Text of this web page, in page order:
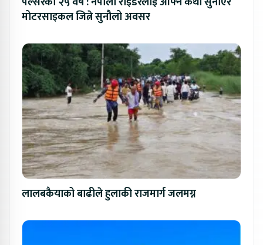
मोटरसाइकल जित्ने सुनौलो अवसर
लालबकैयाको बाढीले हुलाकी राजमार्ग जलमग्न